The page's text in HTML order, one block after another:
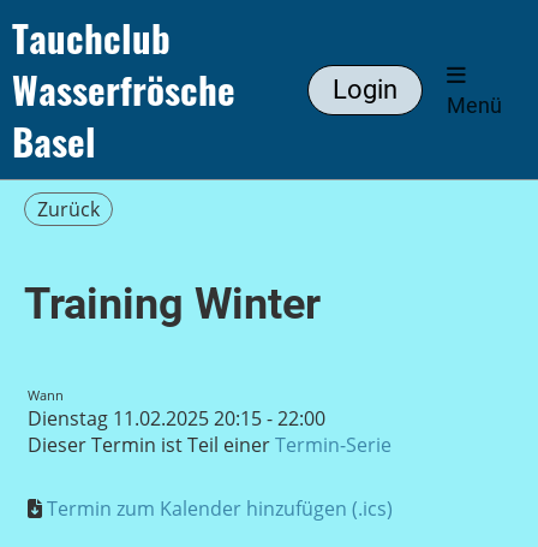
Tauchclub
Wasserfrösche
Basel
Login
Menü
Zurück
Training Winter
Wann
Dienstag 11.02.2025 20:15 - 22:00
Dieser Termin ist Teil einerTermin-Serie
Termin zum Kalender hinzufügen (.ics)